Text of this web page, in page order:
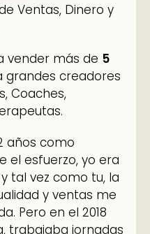
Ventas, Dinero y
vender más de 5
grandes creadores
Coaches,
años como
el esfuerzo, yo era
tal vez como tu, la
y ventas me
Pero en el 2018
trabajaba jornadas